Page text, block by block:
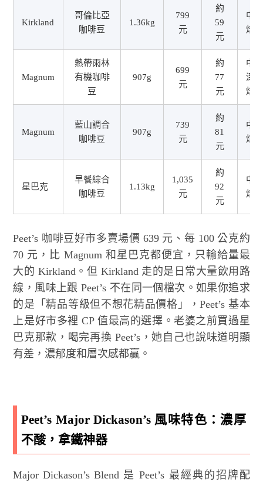
Kirkland
哥倫比亞
咖啡豆
1.36kg
799
元
約
59
元
中
焙
Magnum
熱帶雨林
有機咖啡
豆
907g
699
元
約
77
元
中
深
焙
Magnum
藍山調合
咖啡豆
907g
739
元
約
81
元
中
焙
星巴克
早餐綜合
咖啡豆
1.13kg
1,035
元
約
92
元
中
焙
Peet’s 咖啡豆好市多賣場價 639 元、每 100 公克約
70 元，比 Magnum 和星巴克都便宜，只輸給量最
大的 Kirkland。但 Kirkland 走的是日常大量飲用路
線，風味上跟 Peet’s 不在同一個檔次。如果你追求
的是「精品等級但不想花精品價格」，Peet’s 基本
上是好市多裡 CP 值最高的選擇。老婆之前買過星
巴克那款，喝完再換 Peet’s，她自己也說味道明顯
有差，濃郁度和層次感都贏。
Peet’s Major Dickason’s 風味特色：濃厚
不酸，拿鐵神器
Major Dickason’s Blend 是 Peet’s 最經典的招牌配